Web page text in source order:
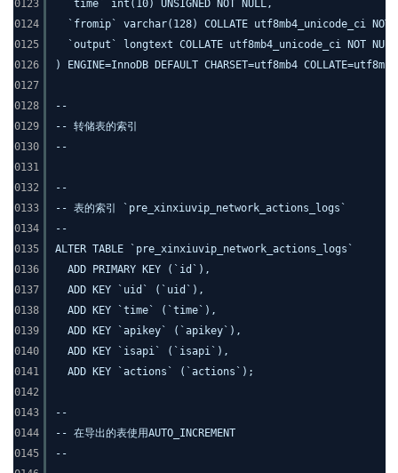
0123
0124
0125
0126
0127
0128
0129
0130
0131
0132
0133
0134
0135
0136
0137
0138
0139
0140
0141
0142
0143
0144
0145
`time` int(10) UNSIGNED NOT NULL,
`fromip` varchar(128) COLLATE utf8mb4_unicode_ci NOT
`output` longtext COLLATE utf8mb4_unicode_ci NOT NULL
) ENGINE=InnoDB DEFAULT CHARSET=utf8mb4
--
-- 转储表的索引
--
--
-- 表的索引 `pre_xinxiuvip_network_actions_logs`
--
ALTER TABLE `pre_xinxiuvip_network_actions_logs`
ADD PRIMARY KEY (`id`),
ADD KEY `uid` (`uid`),
ADD KEY `time` (`time`),
ADD KEY `apikey` (`apikey`),
ADD KEY `isapi` (`isapi`),
ADD KEY `actions` (`actions`);
--
-- 在导出的表使用AUTO_INCREMENT
--